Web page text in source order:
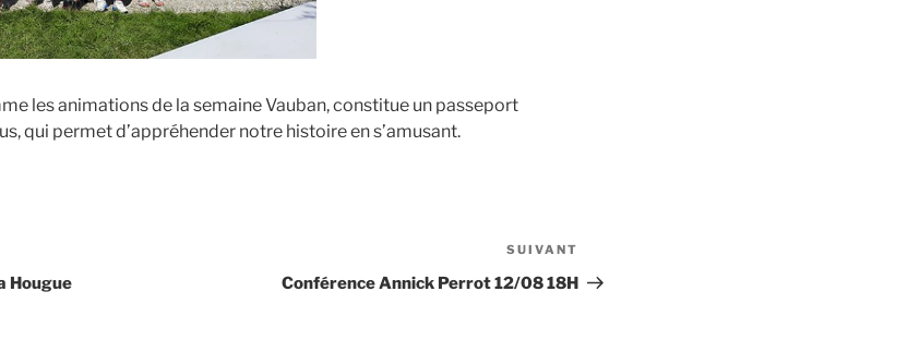
les animations de la semaine Vauban, constitue un passeport
qui permet d’appréhender notre histoire en s’amusant.
Hougue
suivant
SUIVANT
Conférence Annick Perrot 12/08 18H